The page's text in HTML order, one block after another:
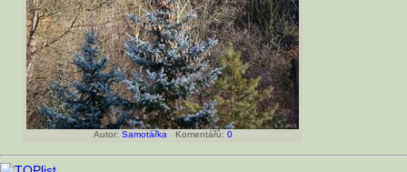
Autor: Samotářka Komentářů: 0